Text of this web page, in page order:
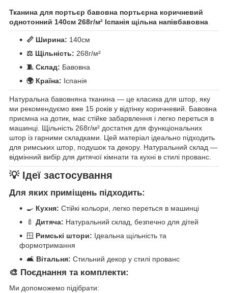
Тканина для портьєр бавовна портьєрна коричневий
однотонний 140см 268г/м² Іспанія щільна напівбавовна
📏 Ширина: 140см
⚖️ Щільність: 268г/м²
🧵 Склад: Бавовна
🌍 Країна: Іспанія
Натуральна бавовняна тканина — це класика для штор, яку
ми рекомендуємо вже 15 років у відтінку коричневий. Бавовна
приємна на дотик, має стійке забарвлення і легко переться в
машинці. Щільність 268г/м² достатня для функціональних
штор із гарними складками. Цей матеріал ідеально підходить
для римських штор, подушок та декору. Натуральний склад —
відмінний вибір для дитячої кімнати та кухні в стилі прованс.
💡 Ідеї застосування
Для яких приміщень підходить:
🍳 Кухня: Стійкі кольори, легко переться в машинці
🍼 Дитяча: Натуральний склад, безпечно для дітей
🪟 Римські штори: Ідеальна щільність та
формотримання
🛋️ Вітальня: Стильний декор у стилі прованс
🎨 Поєднання та комплекти:
Ми допоможемо підібрати: